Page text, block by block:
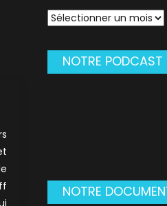
Archives
NOTRE PODCAST
NOTRE